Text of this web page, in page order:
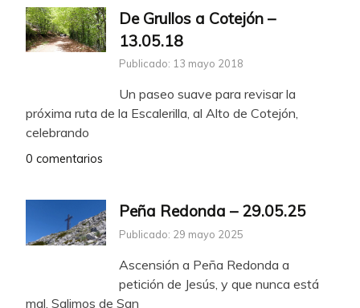
De Grullos a Cotejón –
13.05.18
Publicado: 13 mayo 2018
Un paseo suave para revisar la
próxima ruta de la Escalerilla, al Alto de Cotejón,
celebrando
0 comentarios
Peña Redonda – 29.05.25
Publicado: 29 mayo 2025
Ascensión a Peña Redonda a
petición de Jesús, y que nunca está
mal. Salimos de San